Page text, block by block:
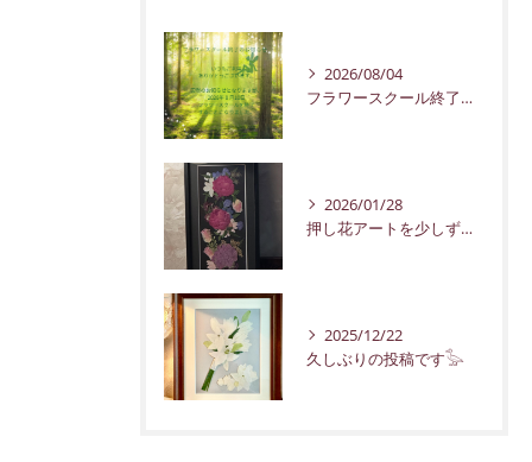
2026/08/04
フラワースクール終了のお知らせ
2026/01/28
押し花アートを少しずつ紹介していきます。
2025/12/22
久しぶりの投稿です𓅭